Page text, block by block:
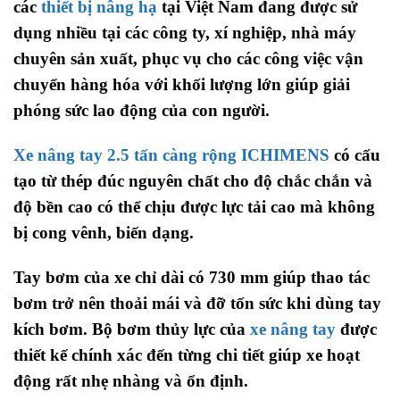
các thiết bị nâng hạ tại Việt Nam đang được sử
dụng nhiều tại các công ty, xí nghiệp, nhà máy
chuyên sản xuất, phục vụ cho các công việc vận
chuyển hàng hóa với khối lượng lớn giúp giải
phóng sức lao động của con người.
Xe nâng tay 2.5 tấn càng rộng ICHIMENS có cấu
tạo từ thép đúc nguyên chất cho độ chắc chắn và
độ bền cao có thể chịu được lực tải cao mà không
bị cong vênh, biến dạng.
Tay bơm của xe chỉ dài có 730 mm giúp thao tác
bơm trở nên thoải mái và đỡ tốn sức khi dùng tay
kích bơm. Bộ bơm thủy lực của xe nâng tay được
thiết kế chính xác đến từng chi tiết giúp xe hoạt
động rất nhẹ nhàng và ổn định.